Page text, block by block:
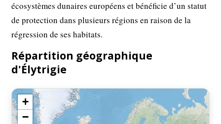
écosystèmes dunaires européens et bénéficie d’un statut
de protection dans plusieurs régions en raison de la
régression de ses habitats.
Répartition géographique
d'Élytrigie
+
−